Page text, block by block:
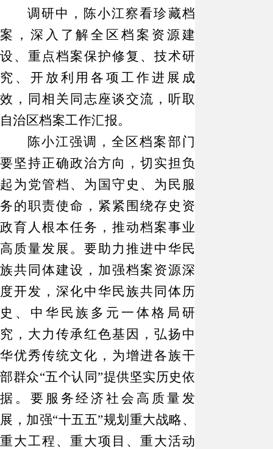
调研中，陈小江察看珍藏档
案，深入了解全区档案资源建
设、重点档案保护修复、技术研
究、开放利用各项工作进展成
效，同相关同志座谈交流，听取
自治区档案工作汇报。
陈小江强调，全区档案部门
要坚持正确政治方向，切实担负
起为党管档、为国守史、为民服
务的职责使命，紧紧围绕存史资
政育人根本任务，推动档案事业
高质量发展。要助力推进中华民
族共同体建设，加强档案资源深
度开发，深化中华民族共同体历
史、中华民族多元一体格局研
究，大力传承红色基因，弘扬中
华优秀传统文化，为增进各族干
部群众“五个认同”提供坚实历史依
据。要服务经济社会高质量发
展，加强“十五五”规划重大战略、
重大工程、重大项目、重大活动